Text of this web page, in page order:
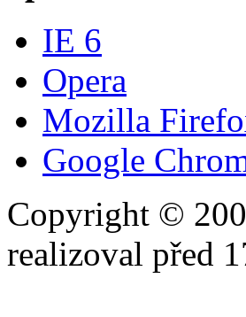
optimalizace
IE 6
Opera
Mozilla
Google
Copyright ©